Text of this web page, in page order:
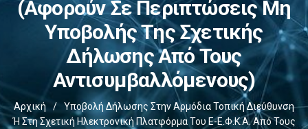
(αφορούν Σε Περιπτώσεις Μη
Υποβολής Της Σχετικής
Δήλωσης Από Τους
Αντισυμβαλλόμενους)
Αρχική /
Υποβολή Δήλωσης Στην Αρμόδια Τοπική Διεύθυνση
Ή Στη Σχετική Ηλεκτρονική Πλατφόρμα Του E-Ε.Φ.Κ.Α. Από Τους